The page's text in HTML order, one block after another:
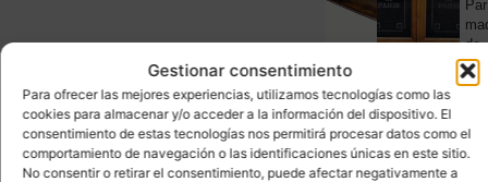
Gestionar consentimiento
Para ofrecer las mejores experiencias, utilizamos tecnologías como las
cookies para almacenar y/o acceder a la información del dispositivo. El
consentimiento de estas tecnologías nos permitirá procesar datos como el
comportamiento de navegación o las identificaciones únicas en este sitio.
No consentir o retirar el consentimiento, puede afectar negativamente a
madera
mango,
2010’s
-...
de
...